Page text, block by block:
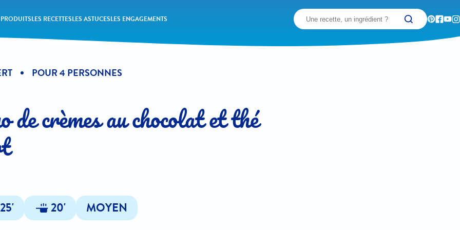
LES RECETTESLES ASTUCESLES ENGAGEMENTS Recherchez
POUR 4 PERSONNES
de crèmes au chocolat et thé
25' 20' MOYEN